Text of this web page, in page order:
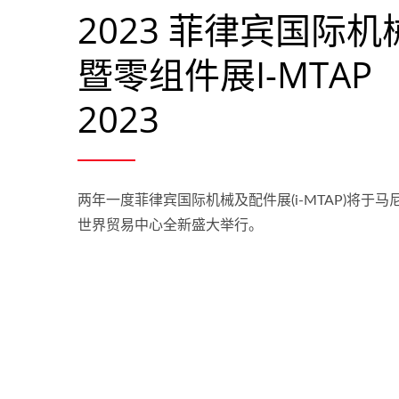
2023 菲​​律宾国际机
暨零组件展i-MTAP
2023
两年一度菲律宾国际机械及配件展(i-MTAP)将于马
世界贸易中心全新盛大举行。